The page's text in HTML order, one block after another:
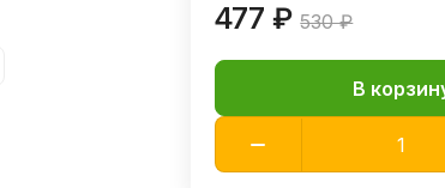
477 ₽ 530 ₽
В